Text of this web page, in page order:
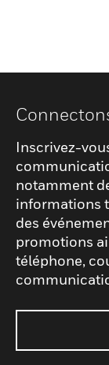
Inscrivez-
notamment
informations
des
promotions
téléphone,